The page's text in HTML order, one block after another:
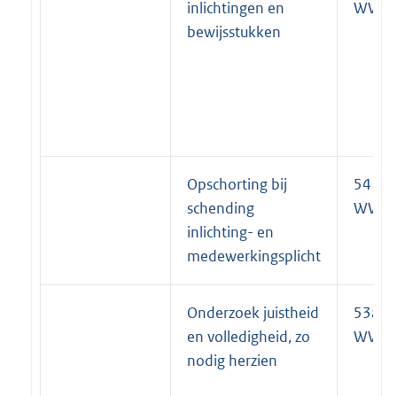
inlichtingen en
bewijsstukken
WWB
Opschorting bij
schending
inlichting- en
medewerkingsplicht
54
WWB
Onderzoek juistheid
en volledigheid, zo
nodig herzien
53a
WWB